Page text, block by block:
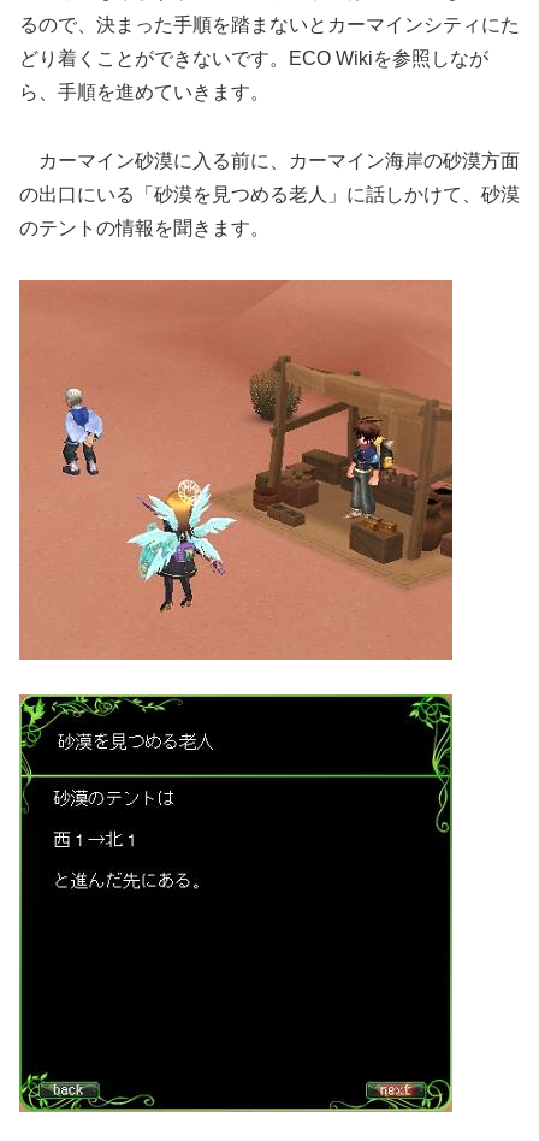
るので、決まった手順を踏まないとカーマインシティにた
どり着くことができないです。ECO Wikiを参照しなが
ら、手順を進めていきます。
カーマイン砂漠に入る前に、カーマイン海岸の砂漠方面
の出口にいる「砂漠を見つめる老人」に話しかけて、砂漠
のテントの情報を聞きます。